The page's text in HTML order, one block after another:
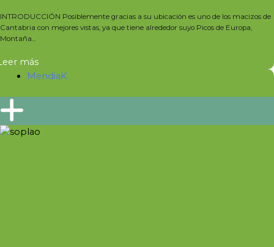
INTRODUCCIÓN Posiblemente gracias a su ubicación es uno de los macizos de
Cantabria con mejores vistas, ya que tiene alrededor suyo Picos de Europa,
Montaña...
más
MendiaK